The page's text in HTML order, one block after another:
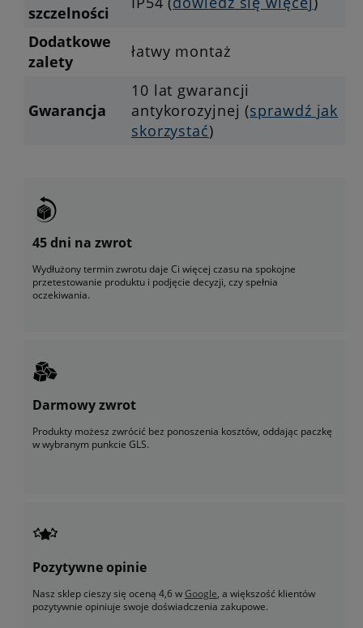
szczelności
Dodatkowe
zalety
łatwy montaż
Gwarancja
10 lat gwarancji
antykorozyjnej (sprawdź jak
skorzystać)
45 dni na zwrot
Wydłużony termin zwrotu daje Ci więcej czasu na spokojne
przetestowanie produktu i podjęcie decyzji, czy spełnia
oczekiwania.
Darmowy zwrot
Produkty możesz zwrócić bez ponoszenia kosztów, oddając paczkę
w wybranym punkcie GLS.
Pozytywne opinie
Nasz sklep cieszy się oceną 4,6 wGoogle, a większość klientów
pozytywnie opiniuje swoje doświadczenia zakupowe.